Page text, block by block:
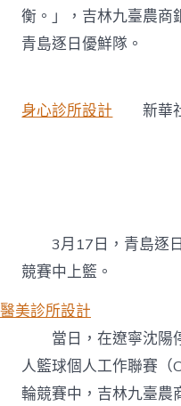
衡。」，吉林九臺農商
青島逐日優鮮隊。
身心診所設計 新華社
3月17日，青島逐日
競賽中上籃。
醫美診所設計
當日，在遼寧沈陽
人籃球個人工作聯賽（
輪競賽中，吉林九臺農